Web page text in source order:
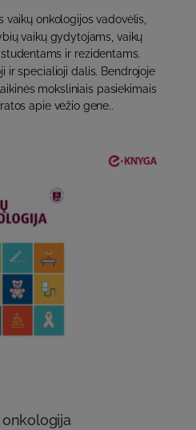
vaikų onkologijos vadovėlis,
vaikų gydytojams, vaikų
ir rezidentams.
ir specialioji dalis. Bendrojoje
moksliniais pasiekimais
apie vėžio gene..
onkologija